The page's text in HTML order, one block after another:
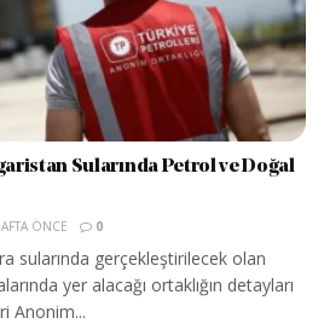
Sularında Petrol ve Doğal
ÖNCE 0
sularında gerçekleştirilecek olan
yer alacağı ortaklığın detayları
Anonim...